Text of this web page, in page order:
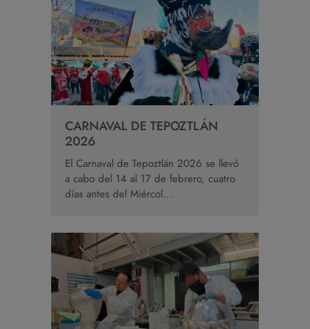
CARNAVAL DE TEPOZTLÁN
2026
El Carnaval de Tepoztlán 2026 se llevó
a cabo del 14 al 17 de febrero, cuatro
días antes del Miércol...